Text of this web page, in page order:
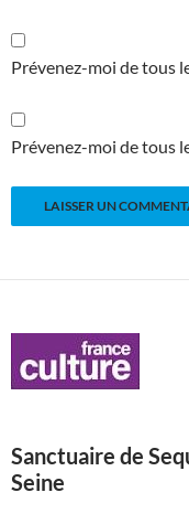
Prévenez-moi de tous
Prévenez-moi de tous
Sanctuaire de
Seine